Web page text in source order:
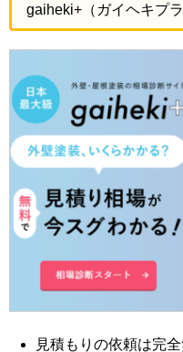
gaiheki+（ガイヘキプラ
見積もりの依頼は完全